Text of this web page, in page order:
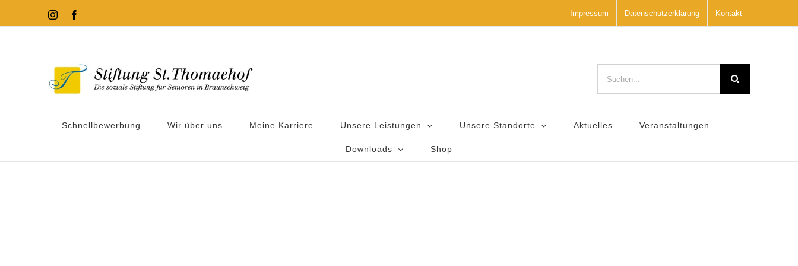
Inhalt
Instagram Impressum Datenschutzerklärung Kontakt
nach:
Schnellbewerbung Wir über uns Meine Karriere Unsere Leistungen Unsere Standorte Aktuelles Veranstaltungen
Downloads Shop